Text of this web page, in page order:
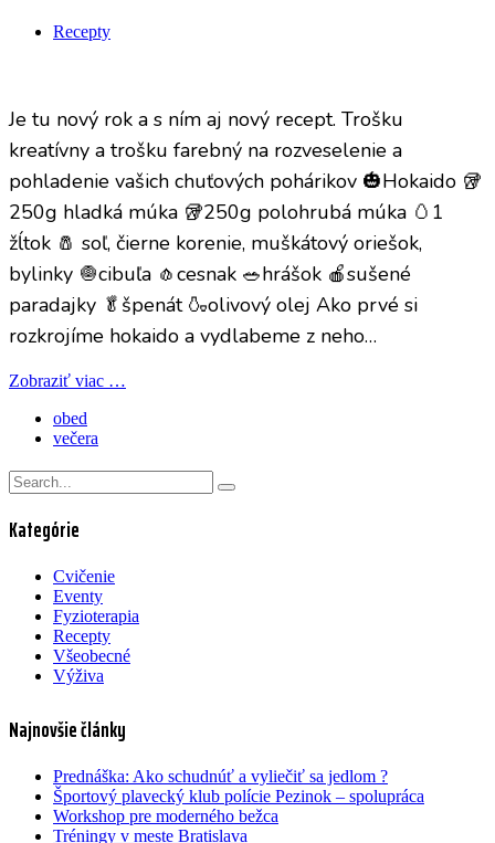
Recepty
Je tu nový rok a s ním aj nový recept. Trošku
kreatívny a trošku farebný na rozveselenie a
pohladenie vašich chuťových pohárikov 🎃Hokaido 🥡
250g hladká múka 🥡250g polohrubá múka 🥚1
žĺtok 🧂 soľ, čierne korenie, muškátový oriešok,
bylinky 🧅cibuľa 🧄cesnak 🥗hrášok 🍎sušené
paradajky 🥬špenát 🍶olivový olej Ako prvé si
rozkrojíme hokaido a vydlabeme z neho…
Zobraziť viac …
obed
večera
Kategórie
Cvičenie
Eventy
Fyzioterapia
Recepty
Všeobecné
Výživa
Najnovšie články
Prednáška: Ako schudnúť a vyliečiť sa jedlom ?
Športový plavecký klub polície Pezinok – spolupráca
Workshop pre moderného bežca
Tréningy v meste Bratislava